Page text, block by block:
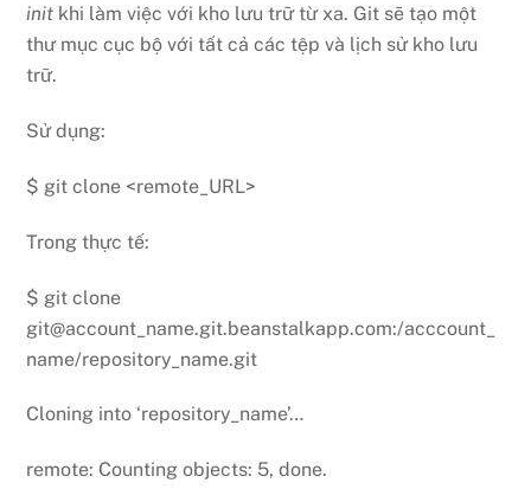
init khi làm việc với kho lưu trữ từ xa. Git sẽ tạo một
thư mục cục bộ với tất cả các tệp và lịch sử kho lưu
trữ.
Sử dụng:
$ git clone <remote_URL>
Trong thực tế:
$ git clone
git@account_name.git.beanstalkapp.com:/acccount_
name/repository_name.git
Cloning into ‘repository_name’…
remote: Counting objects: 5, done.